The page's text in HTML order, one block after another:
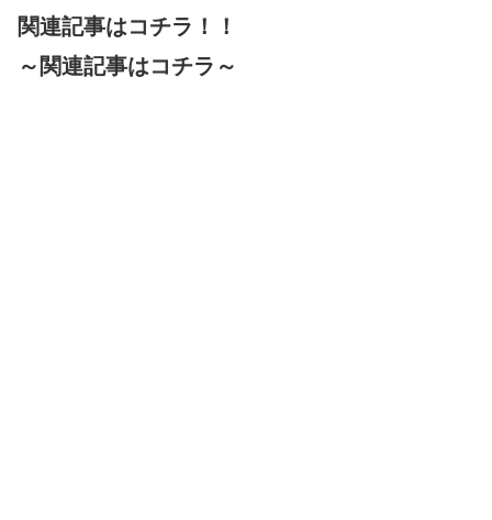
関連記事はコチラ！！
～関連記事はコチラ～